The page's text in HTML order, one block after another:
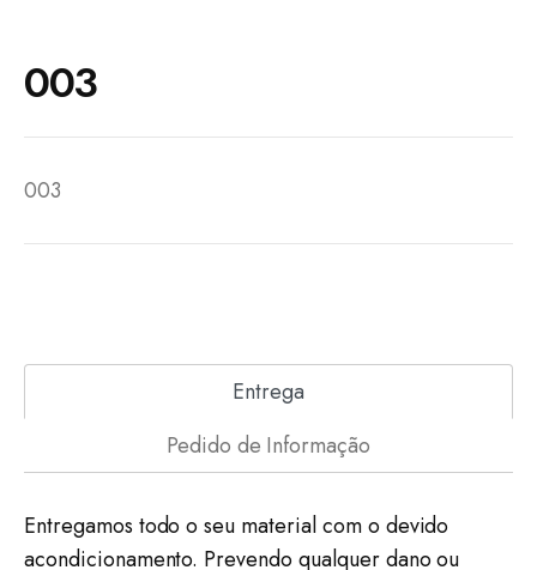
003
003
Entrega
Pedido de Informação
Entregamos todo o seu material com o devido
acondicionamento. Prevendo qualquer dano ou